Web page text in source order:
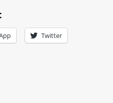
Twitter